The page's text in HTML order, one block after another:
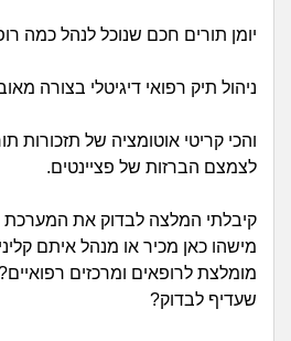
יומן תורים חכם שנוכל לנהל כמה
ניהול תיק רפואי דיגיטלי בצורה
והכי קריטי אוטומציה של תזכורות
לצמצם הברזות של פציינטים.
מישהו כאן מכיר או מנהל איתם
מומלצת לרופאים ומרכזים
שעדיף לבדוק?